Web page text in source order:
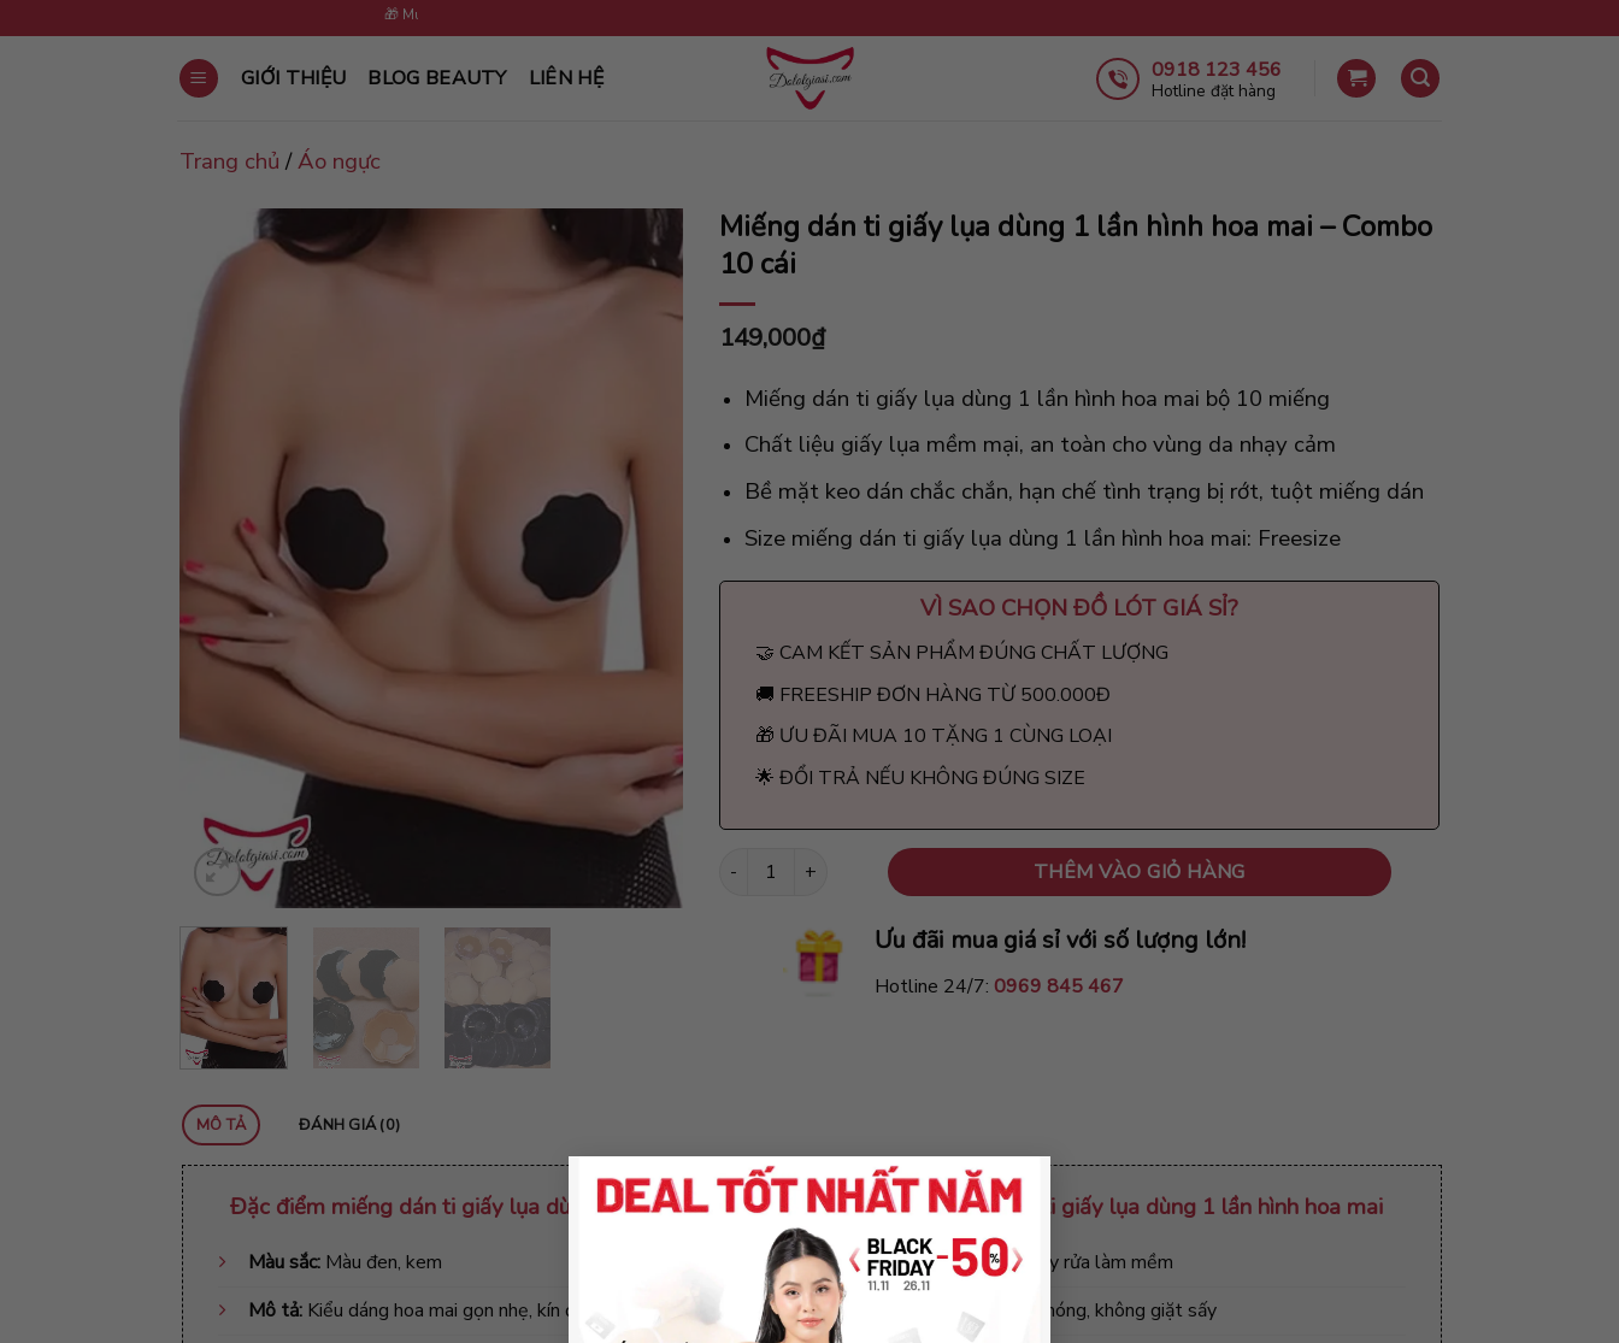
×
to
🎁 Mua 5 sản phẩm tặng 1 cùng loại
GIỚI THIỆU BLOG BEAUTY LIÊN HỆ 0918 123 456
Hotline đặt hàng
Trang chủ /Áo ngực
Miếng dán ti giấy lụa dùng 1 lần hình hoa mai – Combo
10 cái
149,000₫
Miếng dán ti giấy lụa dùng 1 lần hình hoa mai bộ 10 miếng
Chất liệu giấy lụa mềm mại, an toàn cho vùng da nhạy cảm
Bề mặt keo dán chắc chắn, hạn chế tình trạng bị rớt, tuột miếng dán
Size miếng dán ti giấy lụa dùng 1 lần hình hoa mai: Freesize
VÌ SAO CHỌNĐỒ LÓT GIÁ SỈ?
🤝 CAM KẾT SẢN PHẨM ĐÚNG CHẤT LƯỢNG
🚚 FREESHIP ĐƠN HÀNG TỪ 500.000Đ
🎁 ƯU ĐÃI MUA 10 TẶNG 1 CÙNG LOẠI
🌟 ĐỔI TRẢ NẾU KHÔNG ĐÚNG SIZE
Miếng dán ti giấy lụa dùng 1 lần hình hoa mai - Combo 10 cái số lượng
THÊM VÀO GIỎ HÀNG
Ưu đãi mua giá sỉ với số lượng lớn!
Hotline 24/7: 0969 845 467
MÔ TẢ ĐÁNH GIÁ (0)
Đặc điểm miếng dán ti giấy lụa dùng 1 lần hình hoa mai
Màu sắc: Màu đen, kem
Mô tả: Kiểu dáng hoa mai gọn nhẹ, kín đáo, dán chắc chắn
Vệ sinh miếng dán ti giấy lụa dùng 1 lần hình hoa mai
Không sử dụng chất tẩy rửa làm mềm
Không giặt bằng nước nóng, không giặt sấy